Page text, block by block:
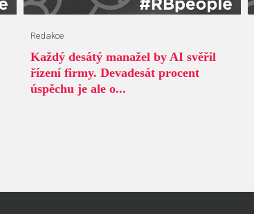
Redakce
Každý desátý manažel by AI svěřil
řízení firmy. Devadesát procent
úspěchu je ale o...